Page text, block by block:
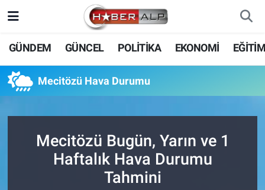
GÜNDEM GÜNCEL POLİTİKA EKONOMİ
Mecitözü Hava Durumu
Mecitözü Bugün, Yarın ve 1
Haftalık Hava Durumu
Tahmini
Nöbetçi Eczaneler
Hava Durumu
Süper Lig Puan Durumu ve Fikstür
Tüm Manşetler